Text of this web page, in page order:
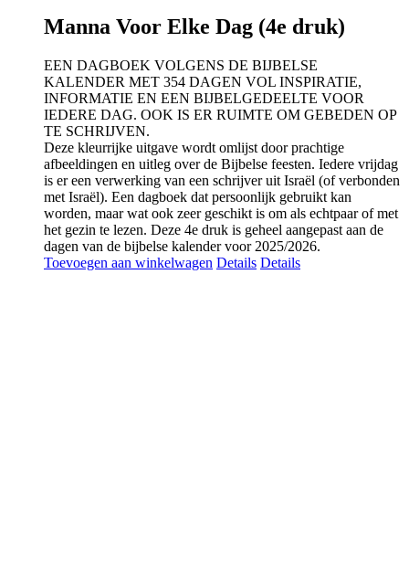
Manna Voor Elke Dag (4e druk)
EEN DAGBOEK VOLGENS DE BIJBELSE
KALENDER MET 354 DAGEN VOL INSPIRATIE,
INFORMATIE EN EEN BIJBELGEDEELTE VOOR
IEDERE DAG. OOK IS ER RUIMTE OM GEBEDEN OP
TE SCHRIJVEN.
Deze kleurrijke uitgave wordt omlijst door prachtige
afbeeldingen en uitleg over de Bijbelse feesten. Iedere vrijdag
is er een verwerking van een schrijver uit Israël (of verbonden
met Israël). Een dagboek dat persoonlijk gebruikt kan
worden, maar wat ook zeer geschikt is om als echtpaar of met
het gezin te lezen. Deze 4e druk is geheel aangepast aan de
dagen van de bijbelse kalender voor 2025/2026.
Toevoegen aan winkelwagen Details Details